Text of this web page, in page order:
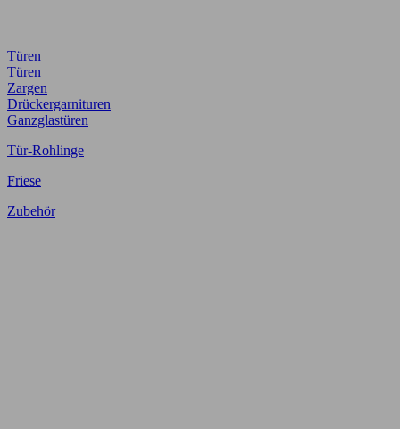
Türen
Türen
Zargen
Drückergarnituren
Ganzglastüren
Tür-Rohlinge
Friese
Zubehör